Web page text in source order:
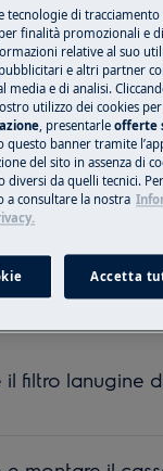
il filtro lanugine
tecnologie di
finalità promozionali e
relative al suo
e altri partner
e di analisi.
utilizzo dei cookies
, presentarleofferte
questo banner tramite
del sito in assenza di
diversi da quelli tecnici.
consultare la nostra
Accetta